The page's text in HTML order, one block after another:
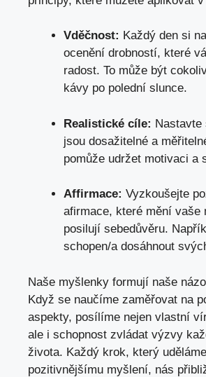
Vděčnost: Každý den si
ocenění drobností, které
radost. To může být
kávy po polední slunce.
Realistické cíle:
jsou dosažitelné a
pomůže udržet motivaci a
Affirmace: Vyzkoušejte
afirmace, které mění vaše
posilují sebedůvěru.
schopen/a dosáhnout
Naše myšlenky formují naše
Když se naučíme zaměřovat na
aspekty, posílíme nejen vlastní
ale i schopnost zvládat výzvy
života. Každý krok, který
pozitivnějšímu myšlení, nás